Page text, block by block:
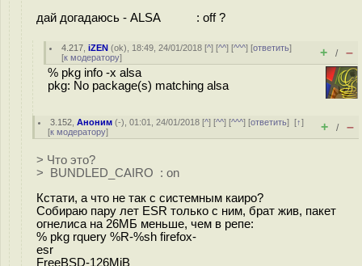
дай догадаюсь - ALSA : off ?
4.217 ,iZEN (ok), 18:49, 24/01/2018 [^] [^^] [^^^] [ответить]
[к модератору] + / –
% pkg info -x alsa
pkg: No package(s) matching alsa
3.152 ,Аноним (-), 01:01, 24/01/2018 [^] [^^] [^^^] [ответить][↑]
[к модератору] + / –
> Что это?
> BUNDLED_CAIRO : on
Кстати, а что не так с системным каиро?
Собираю пару лет ESR только с ним, брат жив, пакет
огнелиса на 26МБ меньше, чем в репе:
% pkg rquery %R-%sh firefox-
esr
FreeBSD-126MiB